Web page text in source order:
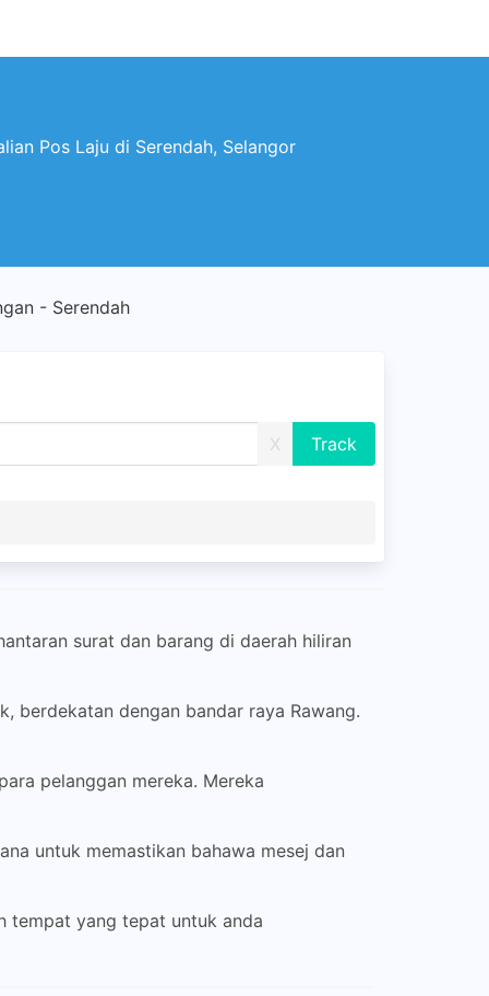
Pos Laju di Serendah, Selangor
- Serendah
X
surat dan barang di daerah hiliran
berdekatan dengan bandar raya Rawang.
pelanggan mereka. Mereka
untuk memastikan bahawa mesej dan
tempat yang tepat untuk anda